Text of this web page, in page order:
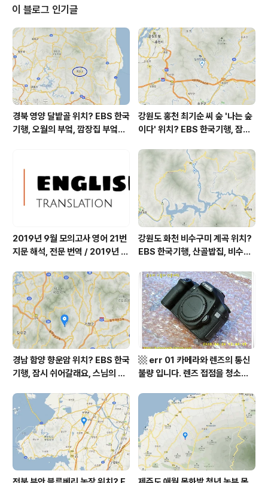
금요일은 하루가 텅비었음에도 블로깅을 하지 않았습니다.
포스팅을 하고픈 생각이 없었던 것은 아닌데 몸이 휴식을
요구하고 있던 터라 그냥 하루 푹 쉬었습니다. 본의 아니게
금요일까지 no blogging이 이어졌단 이야기죠. 토부터
정상근무입니다. 토요일은 평소대로 낮근무라지요. 휴가로
인한 수업 결손분 보충(!..
이 블로그 인기글
경북 영양 달밭골 위치? EBS 한국
기행, 오월의 부엌, 깜장집 부엌은
한 곳, 영양읍 상원리. KBS 인간극
장 임분노미 할머니
강원도 홍천 최기순 씨 숲 '나는 숲
이다' 위치? EBS 한국기행, 잠시
군 최기순 씨 캠핑장 펜션 어디? /
강원도 홍천군 가볼 만한 곳, (구)
까르돈, kbs 인간극장
2019년 9월 모의고사 영어 21번
지문 해석, 전문 번역 / 2019년 9
역, 평가원 2019년 고3 9월 영어
영역 외국어영역 전문 해석, Engli
sh to Korean translation
강원도 화천 비수구미 계곡 위치?
EBS 한국기행, 산골밥집, 비수구
부 화천군 비수구미 낙타민박 어
디? / 강원도 화천군 가볼 만한 곳
비수구미 마을, 파로호
경남 함양 향운암 위치? EBS 한국
기행, 잠시 쉬어갈래요, 스님의 어
상남도 함양군 가볼 만한 곳, 용추
계곡 향운암 명천스님, 덕유산 황
석산 거망산 기백산
▩ err 01 카메라와 렌즈의 통신
불량 입니다. 렌즈 접점을 청소하